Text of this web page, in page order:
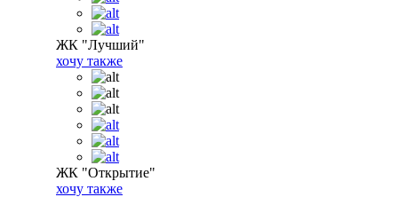
ЖК "Лучший"
хочу также
ЖК "Открытие"
хочу также